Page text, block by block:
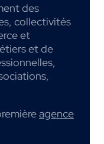
des
collectivités
et
et de
agence